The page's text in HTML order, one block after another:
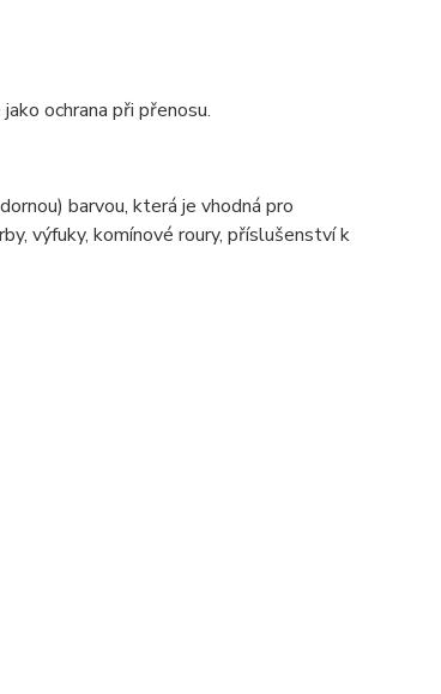
ochrana při přenosu.
barvou, která je vhodná pro
výfuky, komínové roury, příslušenství k